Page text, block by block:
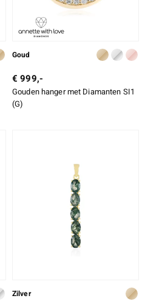
Goud
€ 999,-
Gouden hanger met Diamanten SI1
(G)
Zilver